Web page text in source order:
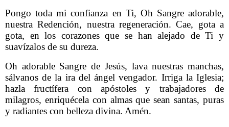
Pongo toda mi confianza en Ti, Oh Sangre adorable,
nuestra Redención, nuestra regeneración. Cae, gota a
gota, en los corazones que se han alejado de Ti y
suavízalos de su dureza.
Oh adorable Sangre de Jesús, lava nuestras manchas,
sálvanos de la ira del ángel vengador. Irriga la Iglesia;
hazla fructífera con apóstoles y trabajadores de
milagros, enriquécela con almas que sean santas, puras
y radiantes con belleza divina. Amén.